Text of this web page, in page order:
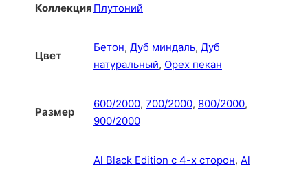
Коллекция Плутоний
Цвет
Бетон, Дуб миндаль, Дуб
натуральный, Орех пекан
Размер
600/2000, 700/2000, 800/2000,
900/2000
Al Black Edition с 4-х сторон, Al